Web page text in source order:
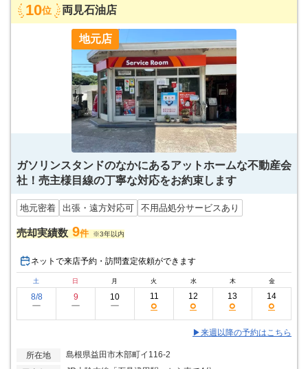
10位 両見石油店
地元店
ガソリンスタンドのなかにあるアットホームな不動産会
社！売主様目線の丁寧な対応をお約束します
地元密着 出張・遠方対応可 不用品処分サービスあり
売却実績数 9件 ※3年以内
ネットで来店予約・訪問査定依頼ができます
土 日 月 火 水 木 金
8/8
ー
9
ー
10
ー
11
○
12
○
13
○
14
○
▶来週以降の予約はこちら
所在地
島根県益田市木部町イ116-2